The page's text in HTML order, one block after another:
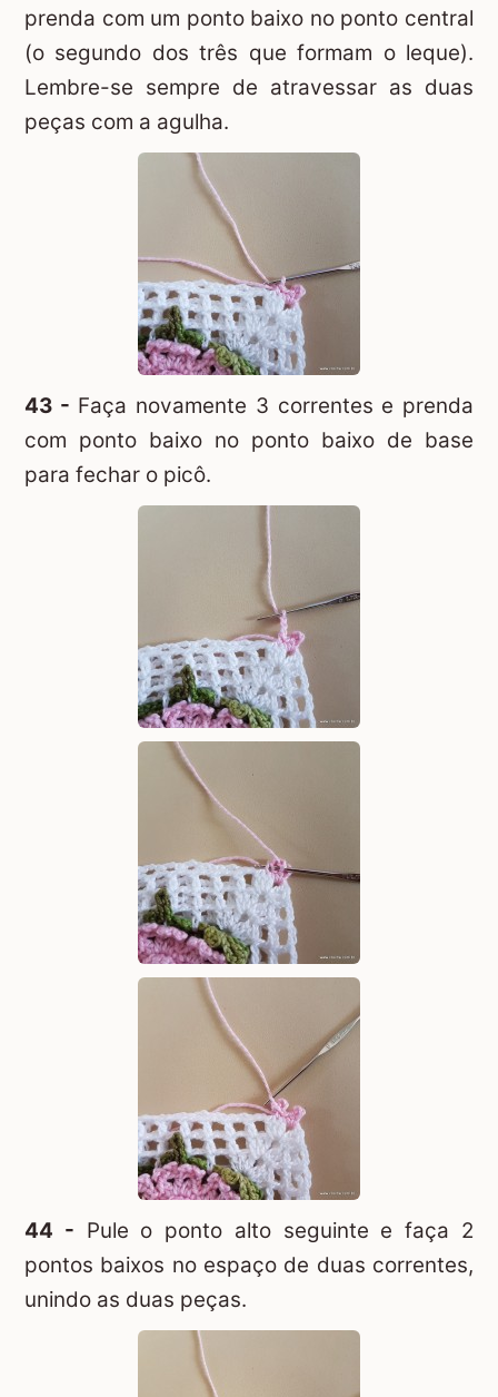
prenda com um ponto baixo no ponto central
(o segundo dos três que formam o leque).
Lembre-se sempre de atravessar as duas
peças com a agulha.
43 - Faça novamente 3 correntes e prenda
com ponto baixo no ponto baixo de base
para fechar o picô.
44 - Pule o ponto alto seguinte e faça 2
pontos baixos no espaço de duas correntes,
unindo as duas peças.